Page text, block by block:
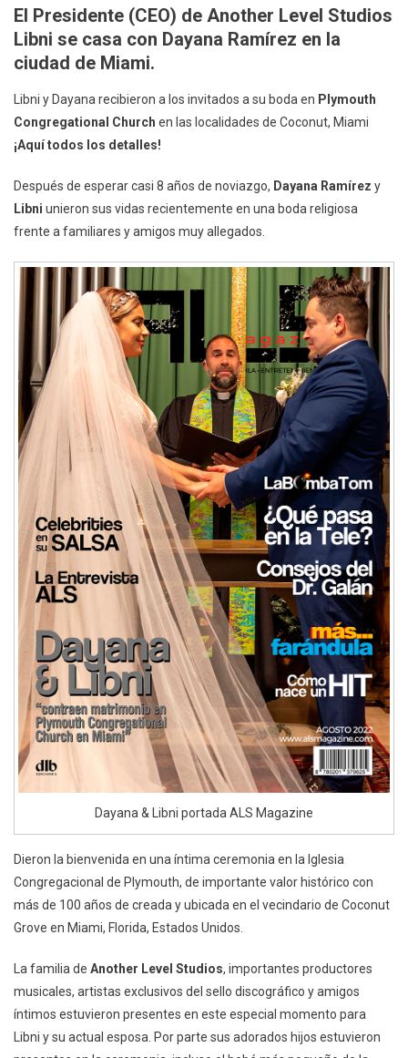
Portada
En
ALS
Magazine
El Presidente (CEO) de Another Level Studios
Libni se casa con Dayana Ramírez en la
ciudad de Miami.
Libni y Dayana recibieron a los invitados a su boda en Plymouth
Congregational Church en las localidades de Coconut, Miami
¡Aquí todos los detalles!
Después de esperar casi 8 años de noviazgo, Dayana Ramírez y
Libni unieron sus vidas recientemente en una boda religiosa
frente a familiares y amigos muy allegados.
Dayana & Libni portada ALS Magazine
Dieron la bienvenida en una íntima ceremonia en la Iglesia
Congregacional de Plymouth, de importante valor histórico con
más de 100 años de creada y ubicada en el vecindario de Coconut
Grove en Miami, Florida, Estados Unidos.
La familia de Another Level Studios, importantes productores
musicales, artistas exclusivos del sello discográfico y amigos
íntimos estuvieron presentes en este especial momento para
Libni y su actual esposa. Por parte sus adorados hijos estuvieron